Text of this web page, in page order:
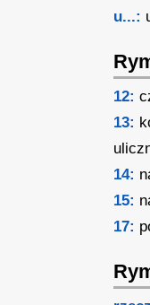
u...:
12:
13:
14:
15:
17: